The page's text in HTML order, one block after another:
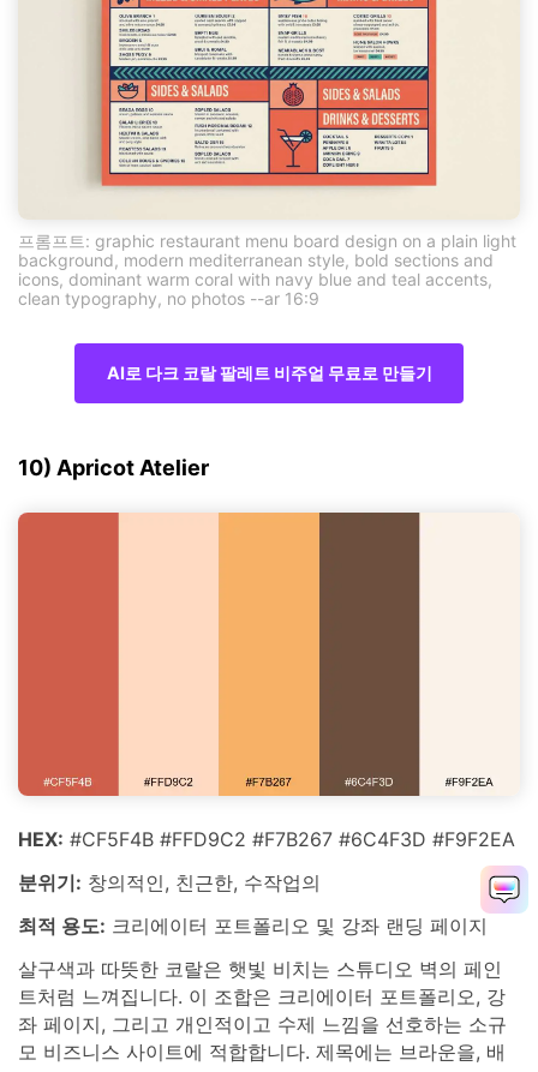
프롬프트: graphic restaurant menu board design on a plain light
background, modern mediterranean style, bold sections and
icons, dominant warm coral with navy blue and teal accents,
clean typography, no photos --ar 16:9
AI로 다크 코랄 팔레트 비주얼 무료로 만들기
10) Apricot Atelier
HEX: #CF5F4B #FFD9C2 #F7B267 #6C4F3D #F9F2EA
분위기: 창의적인, 친근한, 수작업의
최적 용도: 크리에이터 포트폴리오 및 강좌 랜딩 페이지
살구색과 따뜻한 코랄은 햇빛 비치는 스튜디오 벽의 페인
트처럼 느껴집니다. 이 조합은 크리에이터 포트폴리오, 강
좌 페이지, 그리고 개인적이고 수제 느낌을 선호하는 소규
모 비즈니스 사이트에 적합합니다. 제목에는 브라운을, 배